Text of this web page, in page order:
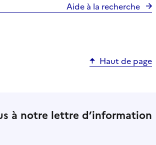
Aide à la recherche
Haut de page
à notre lettre d’information